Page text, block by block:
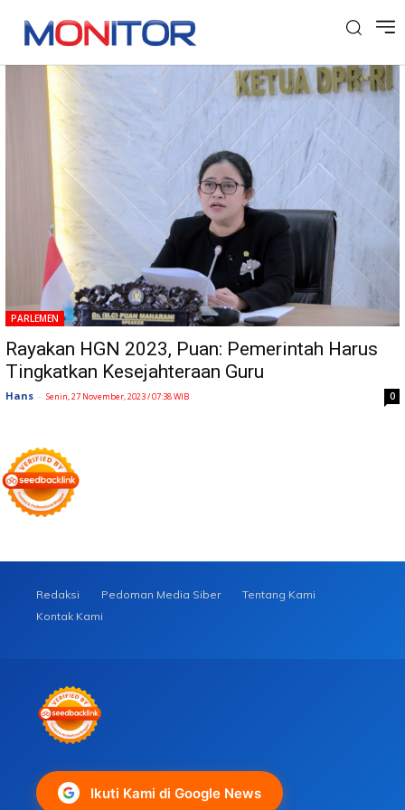
Tag: HGN 2023
PARLEMEN
Rayakan HGN 2023, Puan: Pemerintah Harus
Tingkatkan Kesejahteraan Guru
Hans - Senin, 27 November, 2023 / 07:38 WIB 0
Redaksi Pedoman Media Siber
Tentang Kami
Kontak Kami
Ikuti Kami di Google News